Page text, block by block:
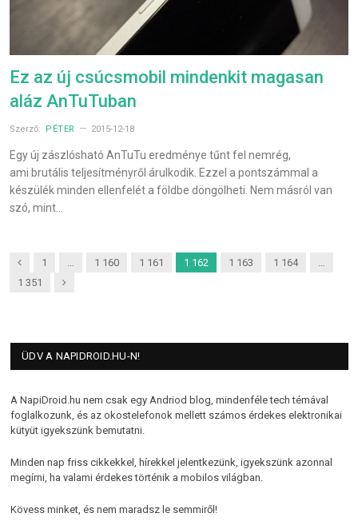
Ez az új csúcsmobil mindenkit magasan
aláz AnTuTuban
Szerző: PÉTER 2015-12-18
Egy új zászlósható AnTuTu eredménye tűnt fel nemrég,
ami brutális teljesítményről árulkodik. Ezzel a pontszámmal a
készülék minden ellenfelét a földbe döngölheti. Nem másról van
szó, mint…
Previous
1 1 160 1 161 1 162 1 163 1 164
1 351
Next
ÜDV A NAPIDROID.HU-N!
A NapiDroid.hu nem csak egy Andriod blog, mindenféle tech témával
foglalkozunk, és az okostelefonok mellett számos érdekes elektronikai
kütyüt igyekszünk bemutatni.
Minden nap friss cikkekkel, hírekkel jelentkezünk, igyekszünk azonnal
megírni, ha valami érdekes történik a mobilos világban.
Kövess minket, és nem maradsz le semmiről!